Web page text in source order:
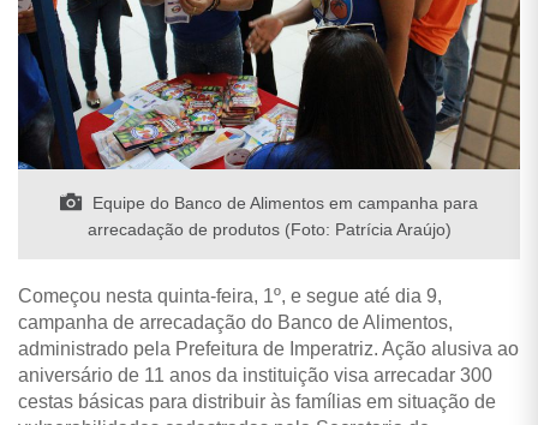
Equipe do Banco de Alimentos em campanha para
arrecadação de produtos (Foto: Patrícia Araújo)
Começou nesta quinta-feira, 1º, e segue até dia 9,
campanha de arrecadação do Banco de Alimentos,
administrado pela Prefeitura de Imperatriz. Ação alusiva ao
aniversário de 11 anos da instituição visa arrecadar 300
cestas básicas para distribuir às famílias em situação de